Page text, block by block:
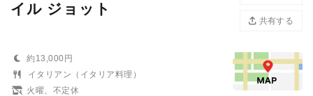
イル ジョット
共有する
約13,000円
イタリアン（イタリア料理）
火曜、不定休